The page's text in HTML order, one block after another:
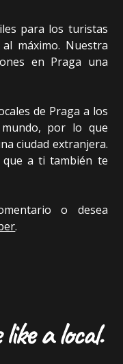
para los turistas
máximo. Nuestra
en Praga una
de Praga a los
por lo que
ciudad extranjera.
que a ti también te
o desea
.